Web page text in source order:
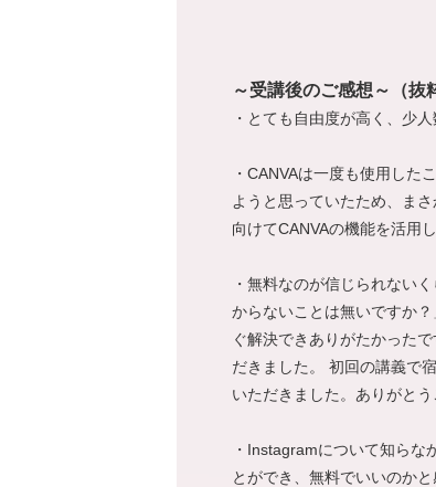
～受講後のご感想～（抜
・とても自由度が高く、少
・CANVAは一度も使用し
ようと思っていたため、ま
向けてCANVAの機能を活用
・無料なのが信じられない
からないことは無いですか
ぐ解決できありがたかった
だきました。 初回の講義で
いただきました。ありがと
・Instagramについて知ら
とができ、無料でいいのか